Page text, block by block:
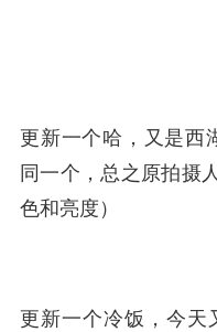
更新一个哈，又是西
同一个，总之原拍摄
色和亮度）
更新一个冷饭，今天